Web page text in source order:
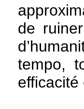
de
tempo,